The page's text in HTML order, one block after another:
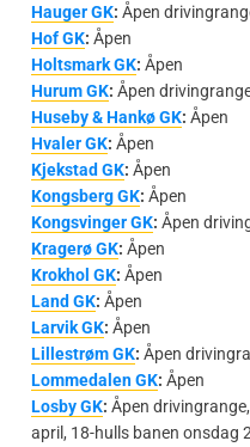
Hauger GK: Åpen
Hof GK: Åpen
Holtsmark GK: Åpen
Hurum GK: Åpen
Huseby & Hankø GK: Åpen
Hvaler GK: Åpen
Kjekstad GK: Åpen
Kongsberg GK: Åpen
Kongsvinger GK: Åpen
Kragerø GK: Åpen
Krokhol GK: Åpen
Land GK: Åpen
Larvik GK: Åpen
Lillestrøm GK: Åpen
Lommedalen GK: Åpen
Losby GK: Åpen
april, 18-hulls banen onsdag